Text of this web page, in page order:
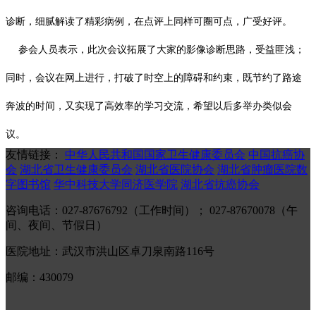
诊断，细腻解读了精彩病例，在点评上同样可圈可点，广受好评。
参会人员表示，此次会议拓展了大家的影像诊断思路，受益匪浅；
同时，会议在网上进行，打破了时空上的障碍和约束，既节约了路途
奔波的时间，又实现了高效率的学习交流，希望以后多举办类似会
议。
友情链接： 中华人民共和国国家卫生健康委员会 中国抗癌协
会 湖北省卫生健康委员会 湖北省医院协会 湖北省肿瘤医院数
字图书馆 华中科技大学同济医学院 湖北省抗癌协会
咨询电话：027-87676792（工作时间）； 027-87670078（午
间、夜间、节假日）
医院地址：武汉市洪山区卓刀泉南路116号
邮编：430079